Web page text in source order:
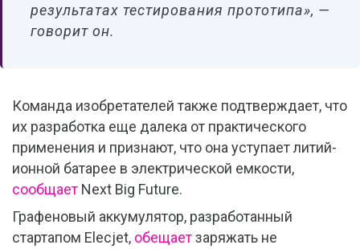
результатах тестирования прототипа», —
говорит он.
Команда изобретателей также подтверждает, что
их разработка еще далека от практического
применения и признают, что она уступает литий-
ионной батарее в электрической емкости,
сообщает Next Big Future.
Графеновый аккумулятор, разработанный
стартапом Elecjet, обещаетзаряжать не